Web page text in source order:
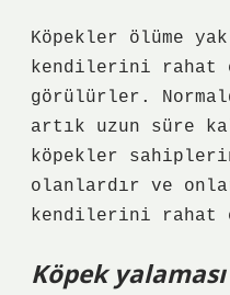
Köpekler ölüme
kendilerini rahat
görülürler.
artık uzun süre
köpekler
olanlardır ve
kendilerini rahat
Köpek